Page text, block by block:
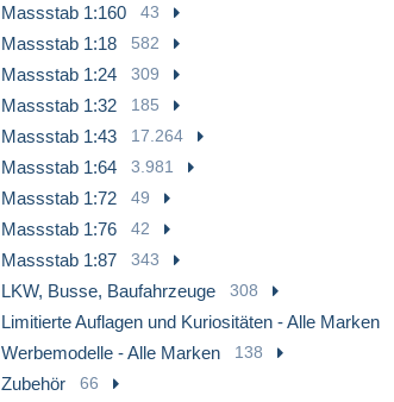
Massstab 1:160 43
Massstab 1:18 582
Massstab 1:24 309
Massstab 1:32 185
Massstab 1:43 17.264
Massstab 1:64 3.981
Massstab 1:72 49
Massstab 1:76 42
Massstab 1:87 343
LKW, Busse, Baufahrzeuge 308
Limitierte Auflagen und Kuriositäten - Alle Marken
Werbemodelle - Alle Marken 138
Zubehör 66